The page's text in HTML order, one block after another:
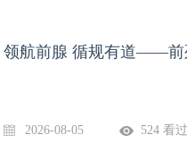
领航前腺 循规有道——前
2026-08-05 524 看过